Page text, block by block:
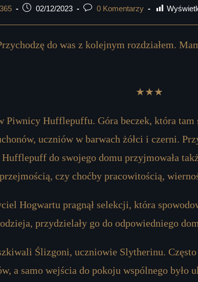
Post02/12/2023
Post0 Komentarzy
do was z kolejnym rozdziałem.
★★★
Piwnicy Hufflepuffu. Góra beczek, która tam
uczniów w barwach żółci i czerni.
Hufflepuff do swojego domu przyjmowała
czy choćby pracowitością,
Hogwartu pragnął selekcji, która
przydzielały go do odpowiedniego
Ślizgoni, uczniowie Slytherinu. Często
a samo wejścia do pokoju wspólnego było